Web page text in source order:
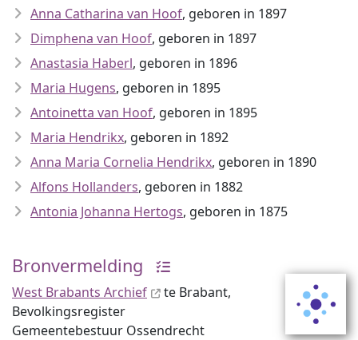
Anna Catharina van Hoof, geboren in 1897
Dimphena van Hoof, geboren in 1897
Anastasia Haberl, geboren in 1896
Maria Hugens, geboren in 1895
Antoinetta van Hoof, geboren in 1895
Maria Hendrikx, geboren in 1892
Anna Maria Cornelia Hendrikx, geboren in 1890
Alfons Hollanders, geboren in 1882
Antonia Johanna Hertogs, geboren in 1875
Bronvermelding
West Brabants Archief
te Brabant,
Bevolkingsregister
Gemeentebestuur Ossendrecht